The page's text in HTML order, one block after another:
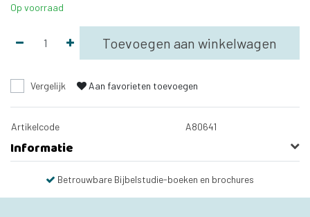
Op voorraad
Toevoegen aan winkelwagen
Vergelijk Aan favorieten toevoegen
Artikelcode A80641
Informatie
Betrouwbare Bijbelstudie-boeken en brochures